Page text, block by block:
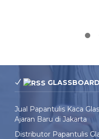
Jual Papantulis Kaca
Ajaran Baru di Jakarta
Distributor Papantulis